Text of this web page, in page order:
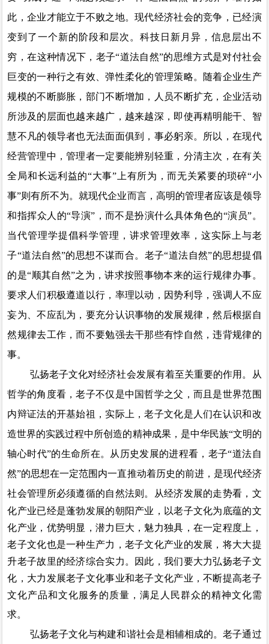
此，企业才能立于不败之地。现代经济社会的竞争，已经演
变到了一个新的阶段和层次。科技日新月异，信息层出不
穷，在这种情况下，老子“道法自然”的思维方式是对付社会
巨变的一种行之有效、弹性柔化的管理策略。随着企业生产
规模的不断膨胀，部门不断增加，人员不断扩充，企业活动
所涉及的层面也越来越广，越来越深，即使再精明能干、智
慧不凡的领导者也无法面面俱到，事必躬亲。所以，在现代
经营管理中，管理者一定要能辨别轻重，分清主次，在有关
全局和长远利益的“大事”上有所为，而无关紧要的琐碎“小
事”则有所不为。就现代企业而言，高明的管理者应该是领导
和指挥众人的“导演” ， 而不是扮演什么具体角色的“演员”。
当代管理学提倡科学管理，讲求管理效率，这实际上与老
子“道法自然”的思想不谋而合。老子“道法自然”的思想提倡
的是“顺其自然”之为，讲求按照事物本来的运行规律办事。
要求人们积极遵道以行，率理以动，因势利导，强调人不应
妄为、不应乱为，要充分认识事物的发展规律，然后根据自
然规律去工作，而不要勉强去干那些有悖自然，违背规律的
事。
弘扬老子文化对经济社会发展有着至关重要的作用。从
哲学的角度看，老子不仅是中国哲学之父，而且是世界范围
内辩证法的开基始祖，实际上，老子文化是人们在认识和改
造世界的实践过程中所创造的精神成果，是中华民族“文明的
轴心时代”的生命所在。从历史发展的进程看，老子“道法自
然”的思想在一定范围内一直推动着历史的前进，是现代经济
社会管理所必须遵循的自然法则 。
从经济发展的走势看，文
化产业已经是蓬勃发展的朝阳产业，以老子文化为底蕴的文
化产业，优势明显，潜力巨大，魅力独具，在一定程度上，
老子文化也是一种生产力，老子文化产业的发展，将大大提
升老子故里的经济综合实力 。
因此，我们要大力弘扬老子文
化，大力发展老子文化事业和老子文化产业，不断提高老子
文化产品和文化服务的质量，满足人民群众的精神文化需
求。
弘扬老子文化与构建和谐社会是相辅相成的。老子通过